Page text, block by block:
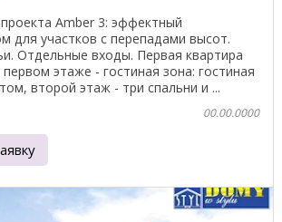
Amber 3: эффектный
для участков с перепадами высот.
Отдельные входы. Первая квартира
этаже - гостиная зона: гостиная
второй этаж - три спальни и ...
00.00.0000